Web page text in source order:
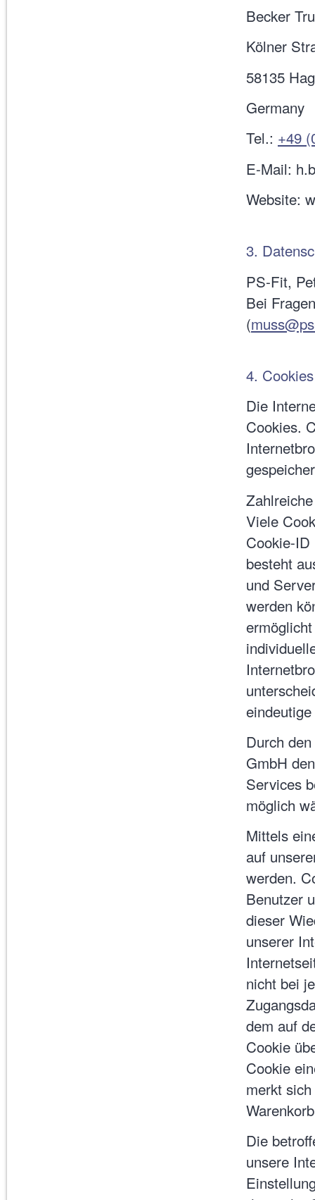
Becker
Kölner
58135
Germany
Tel.: +49
E-Mail:
Website:
3.
PS-Fit,
Bei
(
4. Cookies
Die
Cookies.
Viele
Cookie-
besteht
und
werden
Durch
GmbH
Services
möglich
Mittels
auf
werden.
Benutzer
dieser
unserer
nicht bei
dem auf
Cookie
Cookie
merkt
Die
unsere